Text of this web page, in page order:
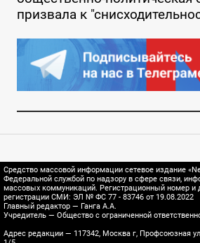
призвала к
Средство массовой информации сетевое издание
Федеральной службой по надзору в сфере связи,
массовых коммуникаций. Регистрационный номер и
регистрации СМИ: ЭЛ № ФС 77 - 83746 от 19.08.2022
Главный редактор — Ганга А.А.
Учредитель — Общество с ограниченной
Адрес редакции — 117342, Москва г, Профсоюзная